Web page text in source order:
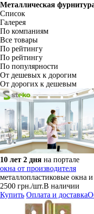
Металлическая
Список
Галерея
По компаниям
Все товары
По рейтингу
По рейтингу
По популярности
От дешевых к дорогим
От дорогих к дешевым
10 лет 2 дня на портале
окна от производителя
металлопластиковые окна
2500 грн./шт.В наличии
Купить Оплата и доставка